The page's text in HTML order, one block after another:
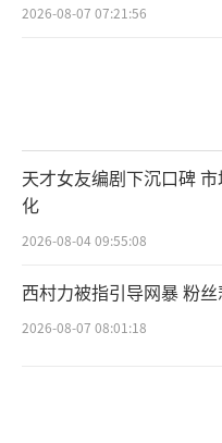
2026-08-07 07:21:56
天才女友编剧下沉口碑
化
2026-08-04 09:55:08
西村力被指引导网暴 粉
2026-08-07 08:01:18